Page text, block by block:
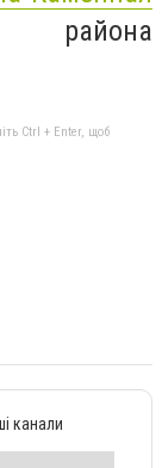
района
Ctrl + Enter, щоб
канали